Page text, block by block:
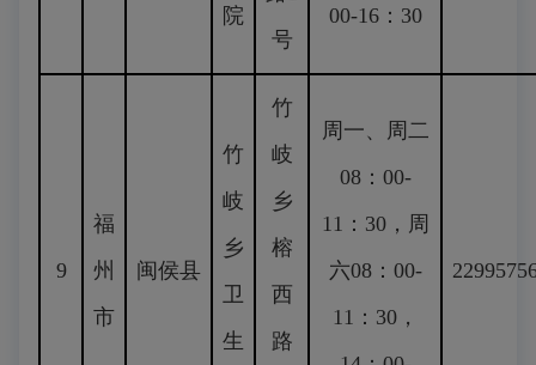
院
号
00-16：30
9
福
州
市
闽侯县
竹
岐
乡
卫
生
竹
岐
乡
榕
西
路
周一、周二
08：00-
11：30，周
六08：00-
11：30，